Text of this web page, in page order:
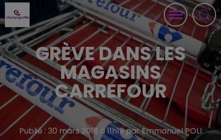
GRÈVE DANS LES
MAGASINS
CARREFOUR
Publié : 30 mars 2018 à 11h19 par Emmanuel POLI